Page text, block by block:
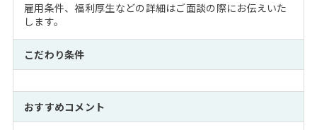
雇用条件、福利厚生などの詳細はご面談の際にお伝えいた
します。
こだわり条件
おすすめコメント